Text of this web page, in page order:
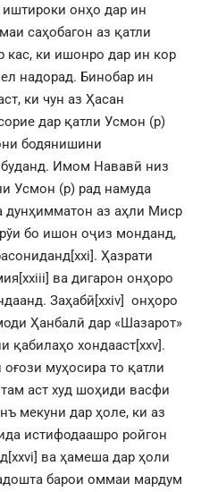
онҳо дар ин
саҳобагон аз қатли
кас, ки ишонро дар ин кор
надорад. Бинобар ин
ки чун аз Ҳасан
дар қатли Усмон (р)
бодянишини
Имом Нававӣ низ
Усмон (р) рад намуда
дунҳимматон аз аҳли Миср
рўи бо ишон оҷиз монданд,
[xxi]. Ҳазрати
[xxiii] ва дигарон онҳоро
Заҳабӣ[xxiv] онҳоро
Ҳанбалӣ дар «Шазарот»
қабилаҳо хондааст[xxv].
муҳосира то қатли
аст худ шоҳиди васфи
мекуни дар ҳоле, ки аз
истифодаашро ройгон
[xxvi] ва ҳамеша дар ҳоли
барои оммаи мардум